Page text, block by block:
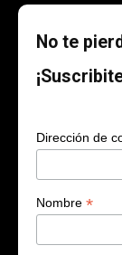
No te
Dirección de
Nombre *